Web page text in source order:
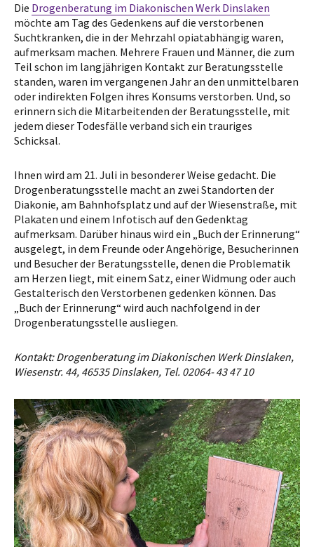
Die Drogenberatung im Diakonischen Werk Dinslaken
möchte am Tag des Gedenkens auf die verstorbenen
Suchtkranken, die in der Mehrzahl opiatabhängig waren,
aufmerksam machen. Mehrere Frauen und Männer, die zum
Teil schon im langjährigen Kontakt zur Beratungsstelle
standen, waren im vergangenen Jahr an den unmittelbaren
oder indirekten Folgen ihres Konsums verstorben. Und, so
erinnern sich die Mitarbeitenden der Beratungsstelle, mit
jedem dieser Todesfälle verband sich ein trauriges
Schicksal.
Ihnen wird am 21. Juli in besonderer Weise gedacht. Die
Drogenberatungsstelle macht an zwei Standorten der
Diakonie, am Bahnhofsplatz und auf der Wiesenstraße, mit
Plakaten und einem Infotisch auf den Gedenktag
aufmerksam. Darüber hinaus wird ein „Buch der Erinnerung“
ausgelegt, in dem Freunde oder Angehörige, Besucherinnen
und Besucher der Beratungsstelle, denen die Problematik
am Herzen liegt, mit einem Satz, einer Widmung oder auch
Gestalterisch den Verstorbenen gedenken können. Das
„Buch der Erinnerung“ wird auch nachfolgend in der
Drogenberatungsstelle ausliegen.
Kontakt: Drogenberatung im Diakonischen Werk Dinslaken,
Wiesenstr. 44, 46535 Dinslaken, Tel. 02064- 43 47 10